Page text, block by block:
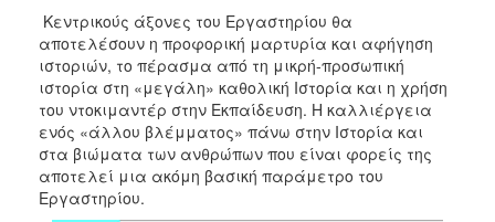
Κεντρικούς άξονες του Εργαστηρίου θα
αποτελέσουν η προφορική μαρτυρία και αφήγηση
ιστοριών, το πέρασμα από τη μικρή-προσωπική
ιστορία στη «μεγάλη» καθολική Ιστορία και η χρήση
του ντοκιμαντέρ στην Εκπαίδευση. Η καλλιέργεια
ενός «άλλου βλέμματος» πάνω στην Ιστορία και
στα βιώματα των ανθρώπων που είναι φορείς της
αποτελεί μια ακόμη βασική παράμετρο του
Εργαστηρίου.